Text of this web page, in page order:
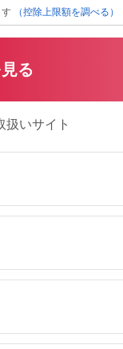
アム
北海道 倶知安町
寄付金額:32,000円
（控除上限額を調べる）
る
扱いサイト